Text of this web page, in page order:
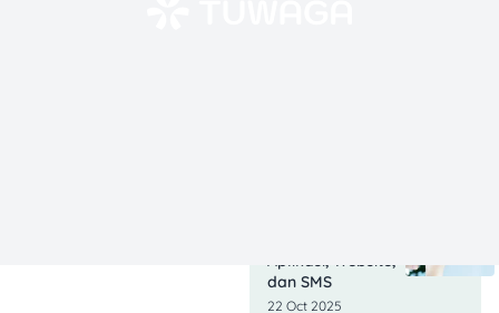
Aplikasi, Website,
dan SMS
22 Oct 2025